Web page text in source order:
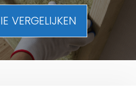
VERGELIJKEN